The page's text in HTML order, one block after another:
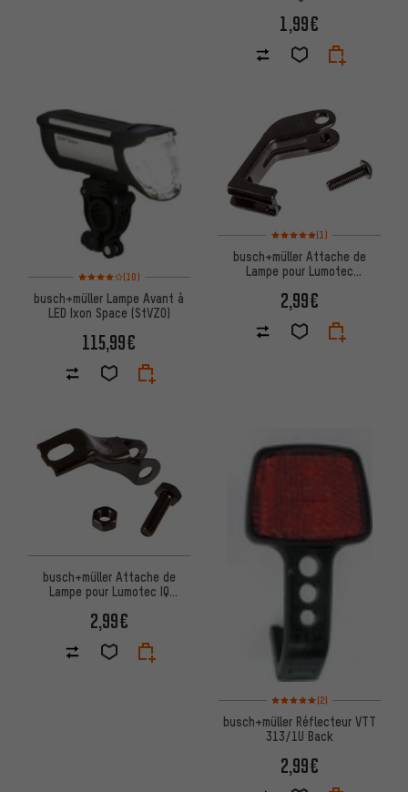
1,99€
Note moyenne : 4 sur 5 d'après 10 avis
(10)
busch+müller Lampe Avant à
LED Ixon Space (StVZO)
115,99€
Note moyenne : 5 sur 5
(1)
busch+müller Attache de
Lampe pour Lumotec
IQ Lyt
2,99€
busch+müller Attache de
Lampe pour Lumotec IQ
2,99€
Note moyenne : 5 sur 5
(2)
busch+müller Réflecteur VTT
313/1U Back
2,99€